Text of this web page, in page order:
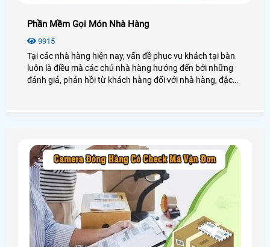
Phần Mềm Gọi Món Nhà Hàng
9915
Tại các nhà hàng hiện nay, vấn đề phục vụ khách tại bàn
luôn là điều mà các chủ nhà hàng hướng đến bởi những
đánh giá, phản hồi từ khách hàng đối với nhà hàng, đặc